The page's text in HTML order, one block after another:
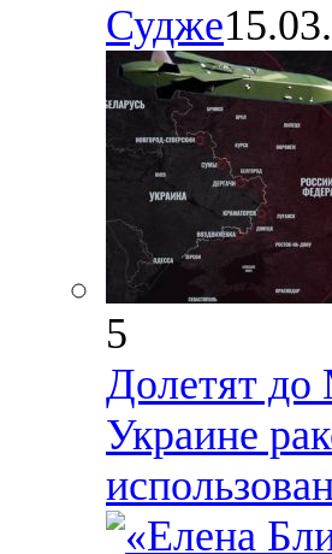
Судже
5
Долетят до
Украине